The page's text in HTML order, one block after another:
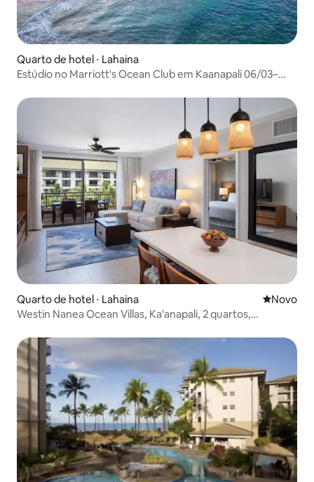
Quarto de hotel ⋅ Lahaina
Estúdio no Marriott's Ocean Club em Kaanapali 06/03–
Quarto de hotel ⋅ Lahaina Novo
Novo
Westin Nanea Ocean Villas, Ka'anapali, 2 quartos,